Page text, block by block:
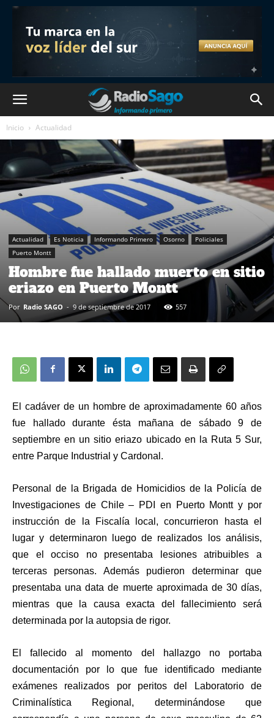
Inicio Actualidad
Actualidad Es Noticia Informando Primero Osorno
Policiales
Puerto Montt
Hombre fue hallado muerto en sitio
eriazo en Puerto Montt
Por Radio SAGO - 9 de septiembre de 2017 557
El cadáver de un hombre de aproximadamente 60 años
fue hallado durante ésta mañana de sábado 9 de
septiembre en un sitio eriazo ubicado en la Ruta 5 Sur,
entre Parque Industrial y Cardonal.
Personal de la Brigada de Homicidios de la Policía de
Investigaciones de Chile – PDI en Puerto Montt y por
instrucción de la Fiscalía local, concurrieron hasta el
lugar y determinaron luego de realizados los análisis,
que el occiso no presentaba lesiones atribuibles a
terceras personas. Además pudieron determinar que
presentaba una data de muerte aproximada de 30 días,
mientras que la causa exacta del fallecimiento será
determinada por la autopsia de rigor.
El fallecido al momento del hallazgo no portaba
documentación por lo que fue identificado mediante
exámenes realizados por peritos del Laboratorio de
Criminalística Regional, determinándose que